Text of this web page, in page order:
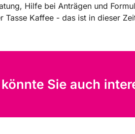
Hilfe bei Anträgen und
Tasse Kaffee - das ist in dieser
Sie auch